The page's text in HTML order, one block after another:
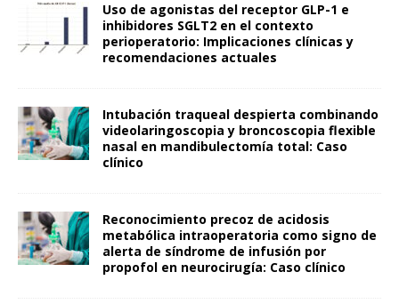
Uso de agonistas del receptor GLP-1 e
inhibidores SGLT2 en el contexto
perioperatorio: Implicaciones clínicas y
recomendaciones actuales
Intubación traqueal despierta combinando
videolaringoscopia y broncoscopia flexible
nasal en mandibulectomía total: Caso
clínico
Reconocimiento precoz de acidosis
metabólica intraoperatoria como signo de
alerta de síndrome de infusión por
propofol en neurocirugía: Caso clínico